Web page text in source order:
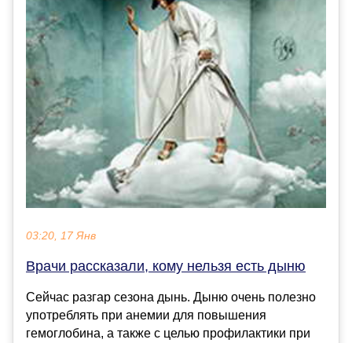
03:20, 17 Янв
Врачи рассказали, кому нельзя есть дыню
Сейчас разгар сезона дынь. Дыню очень полезно
употреблять при анемии для повышения
гемоглобина, а также с целью профилактики при